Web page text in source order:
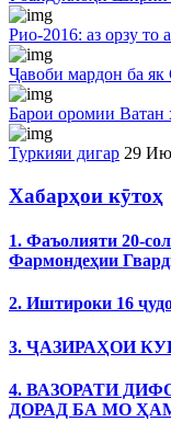
Рио-2016: аз орзу то
Ҷавоби мардон ба
Барои оромии
Туркияи дигар 29
Хабарҳои кӯтоҳ
1. Фаъолияти 20-
Фармондеҳии
2. Иштироки 16
3. ҶАЗИРАҲОИ
4. ВАЗОРАТИ
ДОРАД БА МО